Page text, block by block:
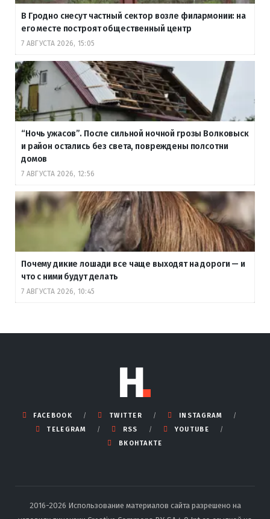
В Гродно снесут частный сектор возле филармонии: на
его месте построят общественный центр
7 АВГУСТА 2026, 15:05
“Ночь ужасов”. После сильной ночной грозы Волковыск
и район остались без света, повреждены полсотни
домов
7 АВГУСТА 2026, 12:56
Почему дикие лошади все чаще выходят на дороги — и
что с ними будут делать
7 АВГУСТА 2026, 10:45
FACEBOOK TWITTER
INSTAGRAM
TELEGRAM
RSS
YOUTUBE
ВКОНТАКТЕ
2016-2026 Использование материалов сайта разрешено на